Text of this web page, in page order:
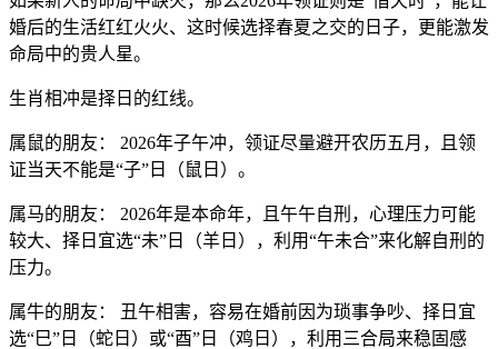
婚后的生活红红火火、这时候选择春夏之交的日子，更能激发
命局中的贵人星。
生肖相冲是择日的红线。
属鼠的朋友： 2026年子午冲，领证尽量避开农历五月，且领
证当天不能是“子”日（鼠日）。
属马的朋友： 2026年是本命年，且午午自刑，心理压力可能
较大、择日宜选“未”日（羊日），利用“午未合”来化解自刑的
压力。
属牛的朋友： 丑午相害，容易在婚前因为琐事争吵、择日宜
选“巳”日（蛇日）或“酉”日（鸡日），利用三合局来稳固感